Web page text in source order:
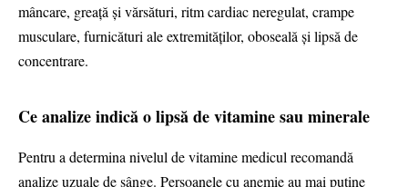
mâncare, greață și vărsături, ritm cardiac neregulat, crampe
musculare, furnicături ale extremităților, oboseală și lipsă de
concentrare.
Ce analize indică o lipsă de vitamine sau minerale
Pentru a determina nivelul de vitamine medicul recomandă
analize uzuale de sânge. Persoanele cu anemie au mai puține